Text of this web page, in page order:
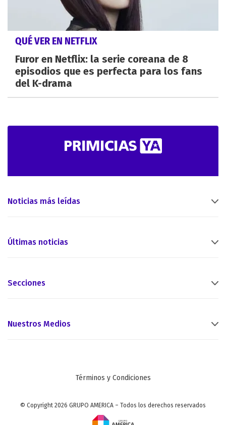
QUÉ VER EN NETFLIX
Furor en Netflix: la serie coreana de 8
episodios que es perfecta para los fans
del K-drama
Noticias más leídas
Últimas noticias
Secciones
Nuestros Medios
Términos y Condiciones
© Copyright 2026 GRUPO AMERICA – Todos los derechos reservados